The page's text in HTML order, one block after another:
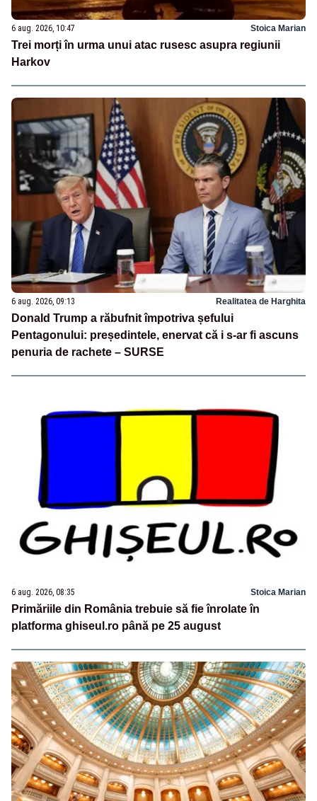
6 aug. 2026, 10:47 Stoica Marian
Trei morți în urma unui atac rusesc asupra regiunii
Harkov
6 aug. 2026, 09:13 Realitatea de Harghita
Donald Trump a răbufnit împotriva șefului
Pentagonului: președintele, enervat că i s-ar fi ascuns
penuria de rachete – SURSE
6 aug. 2026, 08:35 Stoica Marian
Primăriile din România trebuie să fie înrolate în
platforma ghiseul.ro până pe 25 august